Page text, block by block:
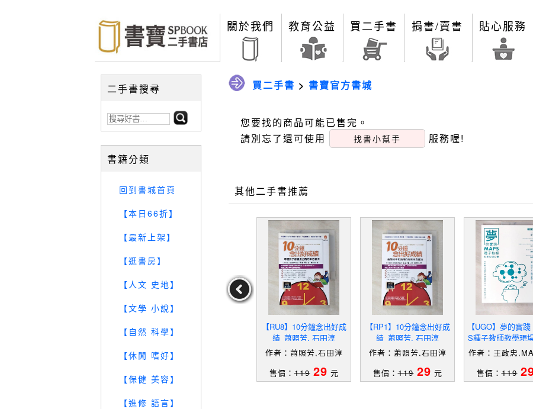
關於我們 教育公益 買二手書 捐書/賣書 貼心服務
二手書搜尋
書籍分類
回到書城首頁
【本日66折】
【最新上架】
【逛書房】
【人文 史地】
【文學 小說】
【自然 科學】
【休閒 嗜好】
【保健 美容】
【進修 語言】
買二手書 > 書寶官方書城
您要找的商品可能已售完。
請別忘了還可使用
找書小幫手 服務喔!
其他二手書推薦
【VNM】高_朱天衣的私
房書_朱天衣的作文課2_
元
【YJG】作文小百科_1-6
售價：
【RU8】10分鐘念出好成
績_蕭照芳, 石田淳
作者：蕭照芳,石田淳
售價：119 29 元
【RP1】10分鐘念出好成
績_蕭照芳, 石田淳
作者：蕭照芳,石田淳
售價：119 29 元
【UGO】夢的實
S種子教師教學現
王政忠, MAPS種
作者：王政忠
售價：119